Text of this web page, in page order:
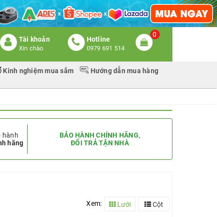
Tài khoản
Xin chào
Hotline
0979 691 514
0
Kinh nghiệm mua sắm Hướng dẫn mua hàng
hành
hãng
BẢO HÀNH CHÍNH HÃNG,
ĐỔI TRẢ TẬN NHÀ
Xem: Lưới Cột